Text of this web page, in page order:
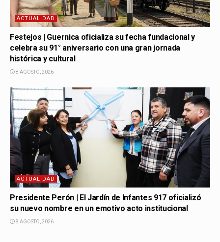
ACTUALIDAD
Festejos | Guernica oficializa su fecha fundacional y
celebra su 91° aniversario con una gran jornada
histórica y cultural
8 AGOSTO, 2026
ACTUALIDAD
Presidente Perón | El Jardín de Infantes 917 oficializó
su nuevo nombre en un emotivo acto institucional
8 AGOSTO, 2026